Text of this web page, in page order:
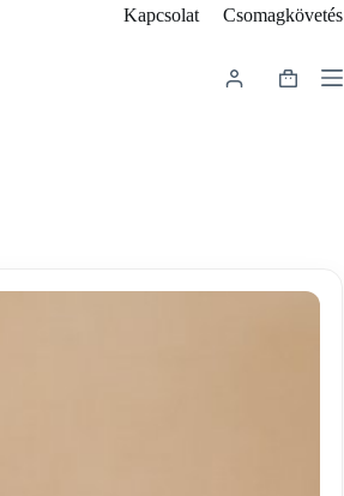
Kapcsolat Csomagkövetés
Shopping